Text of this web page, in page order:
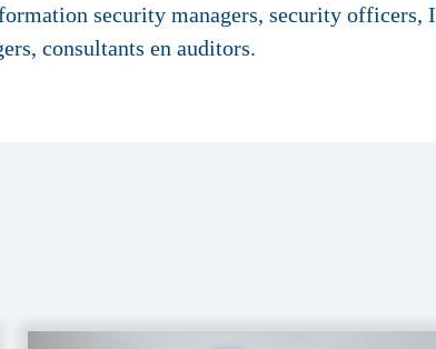
security managers, security officers,
consultants en auditors.